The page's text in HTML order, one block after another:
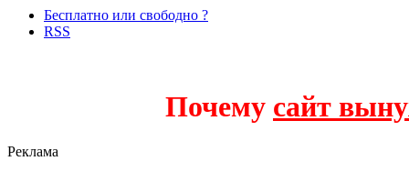
Бесплатно или свободно ?
RSS
Почему сайт
Реклама